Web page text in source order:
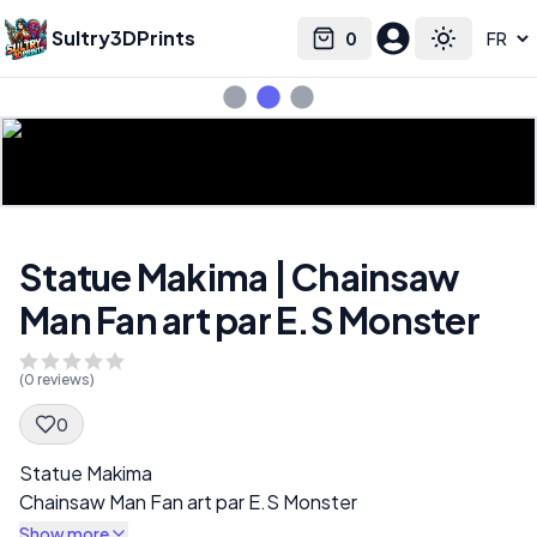
Sultry3DPrints 0
Cart Toggle
Select language
Statue Makima | Chainsaw
Man Fan art par E.S Monster
(0 reviews)
0
Spec Description
Statue Makima
Chainsaw Man Fan art par E.S Monster